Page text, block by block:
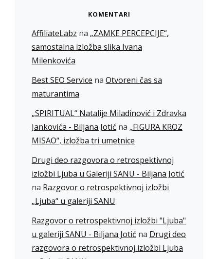
KOMENTARI
AffiliateLabz na „ZAMKE PERCEPCIJE“,
samostalna izložba slika Ivana
Milenkovića
Best SEO Service na Otvoreni čas sa
maturantima
„SPIRITUAL“ Natalije Miladinović i Zdravka
Jankovića - Biljana Jotić na „FIGURA KROZ
MISAO“, izložba tri umetnice
Drugi deo razgovora o retrospektivnoj
izložbi Ljuba u Galeriji SANU - Biljana Jotić
na Razgovor o retrospektivnoj izložbi
„Ljuba“ u galeriji SANU
Razgovor o retrospektivnoj izložbi "Ljuba"
u galeriji SANU - Biljana Jotić na Drugi deo
razgovora o retrospektivnoj izložbi Ljuba